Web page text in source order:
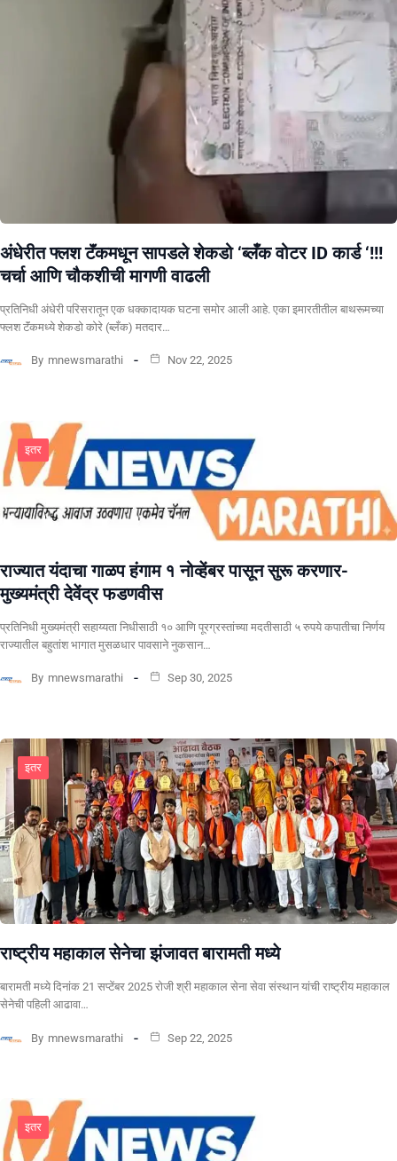
अंधेरीत फ्लश टॅंकमधून सापडले शेकडो ‘ब्लँक वोटर ID कार्ड ‘!!!
चर्चा आणि चौकशीची मागणी वाढली
प्रतिनिधी अंधेरी परिसरातून एक धक्कादायक घटना समोर आली आहे. एका इमारतीतील बाथरूमच्या
फ्लश टॅंकमध्ये शेकडो कोरे (ब्लँक) मतदार…
By mnewsmarathi Nov 22, 2025
इतर
राज्यात यंदाचा गाळप हंगाम १ नोव्हेंबर पासून सुरू करणार-
मुख्यमंत्री देवेंद्र फडणवीस
प्रतिनिधी मुख्यमंत्री सहाय्यता निधीसाठी १० आणि पूरग्रस्तांच्या मदतीसाठी ५ रुपये कपातीचा निर्णय
राज्यातील बहुतांश भागात मुसळधार पावसाने नुकसान…
By mnewsmarathi Sep 30, 2025
इतर
राष्ट्रीय महाकाल सेनेचा झंजावत बारामती मध्ये
बारामती मध्ये दिनांक 21 सप्टेंबर 2025 रोजी श्री महाकाल सेना सेवा संस्थान यांची राष्ट्रीय महाकाल
सेनेची पहिली आढावा…
By mnewsmarathi Sep 22, 2025
इतर